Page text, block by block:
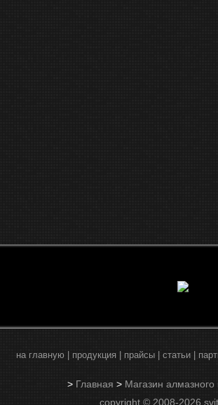
на главную продукция прайсы статьи
> Главная > Магазин
copyright © 2008-2026